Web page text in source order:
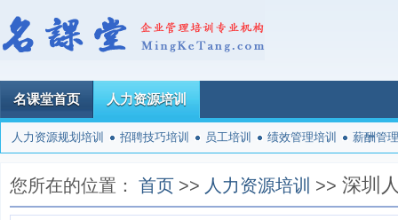
名课堂首页 人力资源培训
人力资源规划培训 招聘技巧培训 员工培训 绩效管理培训 薪酬管
您所在的位置： 首页 >> 人力资源培训 >> 深圳